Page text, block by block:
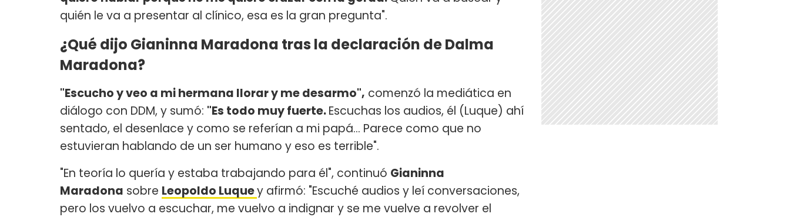
quién le va a presentar al clínico, esa es la gran pregunta".
¿Qué dijo Gianinna Maradona tras la declaración de Dalma
Maradona?
"Escucho y veo a mi hermana llorar y me desarmo", comenzó la mediática en
diálogo con DDM, y sumó: "Es todo muy fuerte.Escuchas los audios, él (Luque) ahí
sentado, el desenlace y como se referían a mi papá… Parece como que no
estuvieran hablando de un ser humano y eso es terrible".
"En teoría lo quería y estaba trabajando para él", continuó Gianinna
Maradona sobre Leopoldo Luquey afirmó: "Escuché audios y leí conversaciones,
pero los vuelvo a escuchar, me vuelvo a indignar y se me vuelve a revolver el